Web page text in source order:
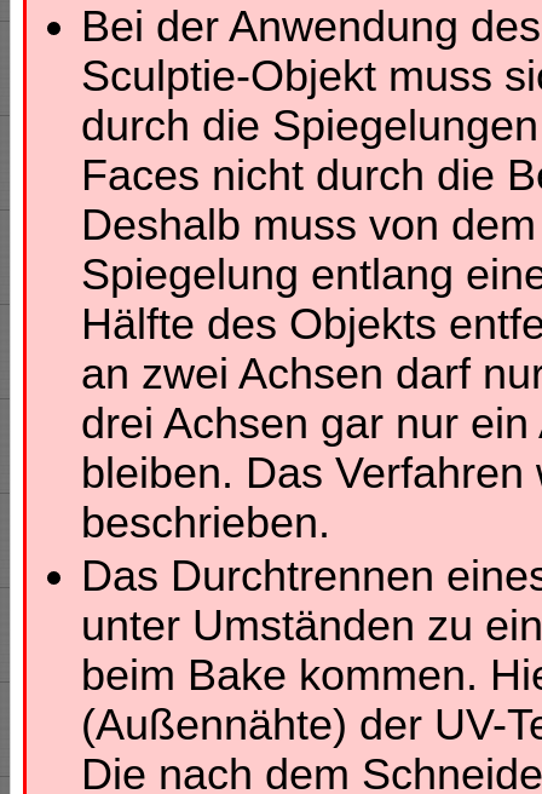
Bei der Anwendung
Sculptie-Objekt muss
durch die
Faces nicht durch die
Deshalb muss von
Spiegelung entlang
Hälfte des Objekts
an zwei Achsen darf
drei Achsen gar nur
bleiben. Das
beschrieben.
Das Durchtrennen
unter Umständen zu
beim Bake kommen.
(Außennähte) der UV-
Die nach dem